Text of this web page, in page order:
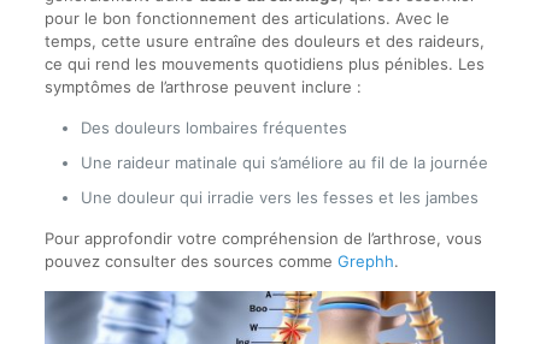
pour le bon fonctionnement des articulations. Avec le
temps, cette usure entraîne des douleurs et des raideurs,
ce qui rend les mouvements quotidiens plus pénibles. Les
symptômes de l’arthrose peuvent inclure :
Des douleurs lombaires fréquentes
Une raideur matinale qui s’améliore au fil de la journée
Une douleur qui irradie vers les fesses et les jambes
Pour approfondir votre compréhension de l’arthrose, vous
pouvez consulter des sources comme Grephh.